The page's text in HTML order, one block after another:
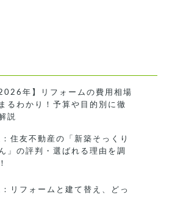
年】リフォームの費用相場
るわかり！予算や目的別に徹
説
住友不動産の「新築そっくり
」の評判・選ばれる理由を調
：リフォームと建て替え、どっ